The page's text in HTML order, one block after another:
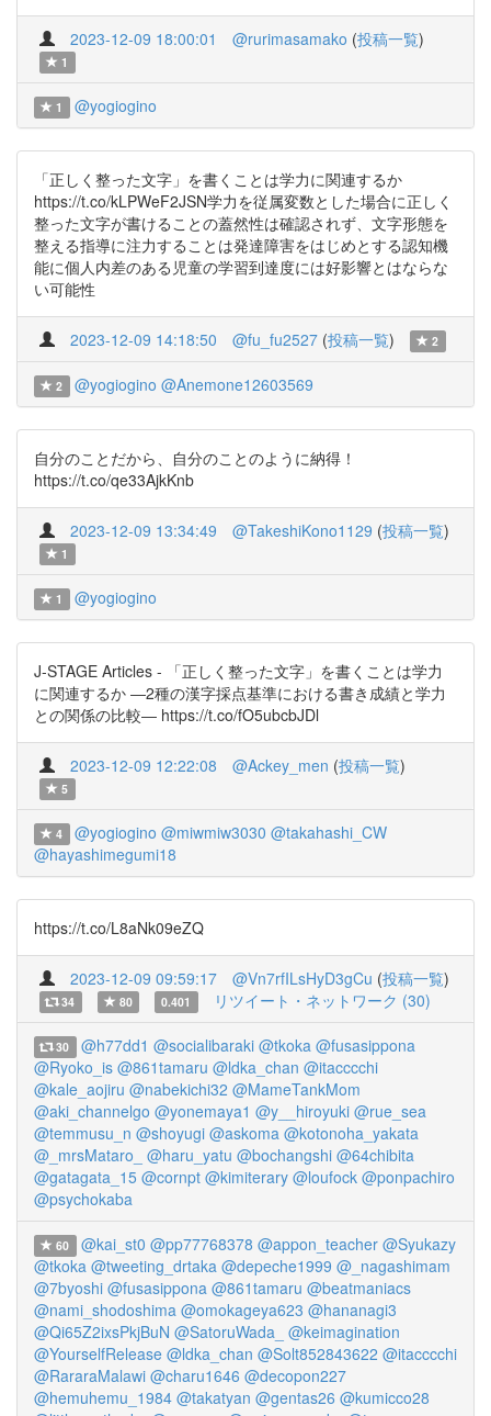
2023-12-09 18:00:01 @rurimasamako (投稿一覧)
1
1 @yogiogino
「正しく整った文字」を書くことは学力に関連するか
https://t.co/kLPWeF2JSN学力を従属変数とした場合に正しく
整った文字が書けることの蓋然性は確認されず、文字形態を
整える指導に注力することは発達障害をはじめとする認知機
能に個人内差のある児童の学習到達度には好影響とはならな
い可能性
2023-12-09 14:18:50 @fu_fu2527 (投稿一覧) 2
2 @yogiogino @Anemone12603569
自分のことだから、自分のことのように納得！
https://t.co/qe33AjkKnb
2023-12-09 13:34:49 @TakeshiKono1129 (投稿一覧)
1
1 @yogiogino
J-STAGE Articles - 「正しく整った文字」を書くことは学力
に関連するか ―2種の漢字採点基準における書き成績と学力
との関係の比較― https://t.co/fO5ubcbJDl
2023-12-09 12:22:08 @Ackey_men (投稿一覧)
5
4 @yogiogino @miwmiw3030 @takahashi_CW
@hayashimegumi18
https://t.co/L8aNk09eZQ
2023-12-09 09:59:17 @Vn7rfILsHyD3gCu (投稿一覧)
34 80 0.401 リツイート・ネットワーク (30)
30 @h77dd1 @socialibaraki @tkoka @fusasippona
@Ryoko_is @861tamaru @ldka_chan @itacccchi
@kale_aojiru @nabekichi32 @MameTankMom
@aki_channelgo @yonemaya1 @y__hiroyuki @rue_sea
@temmusu_n @shoyugi @askoma @kotonoha_yakata
@_mrsMataro_
@haru_yatu @bochangshi @64chibita
@gatagata_15 @cornpt @kimiterary @loufock @ponpachiro
@psychokaba
60 @kai_st0 @pp77768378 @appon_teacher @Syukazy
@tkoka @tweeting_drtaka @depeche1999 @_nagashimam
@7byoshi @fusasippona @861tamaru @beatmaniacs
@nami_shodoshima @omokageya623 @hananagi3
@Qi65Z2ixsPkjBuN @SatoruWada_ @keimagination
@YourselfRelease @ldka_chan @Solt852843622 @itacccchi
@RararaMalawi @charu1646 @decopon227
@hemuhemu_1984 @takatyan @gentas26 @kumicco28